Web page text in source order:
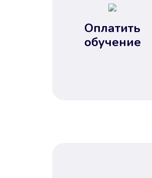
Оплатить
обучение